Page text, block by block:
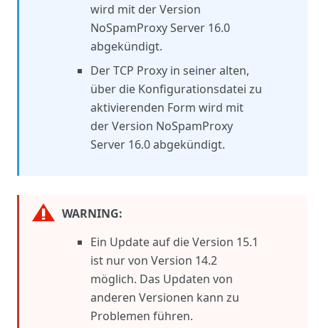
wird mit der Version
NoSpamProxy Server 16.0
abgekündigt.
Der TCP Proxy in seiner alten,
über die Konfigurationsdatei zu
aktivierenden Form wird mit
der Version NoSpamProxy
Server 16.0 abgekündigt.
WARNING:
Ein Update auf die Version 15.1
ist nur von Version 14.2
möglich. Das Updaten von
anderen Versionen kann zu
Problemen führen.